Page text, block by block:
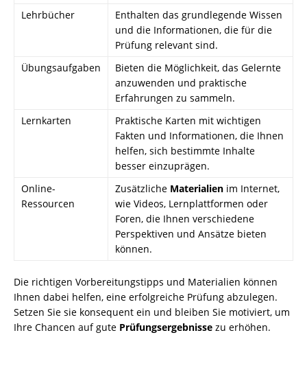
Lehrbücher
Enthalten das grundlegende Wissen
und die Informationen, die für die
Prüfung relevant sind.
Übungsaufgaben
Bieten die Möglichkeit, das Gelernte
anzuwenden und praktische
Erfahrungen zu sammeln.
Lernkarten
Praktische Karten mit wichtigen
Fakten und Informationen, die Ihnen
helfen, sich bestimmte Inhalte
besser einzuprägen.
Online-
Ressourcen
Zusätzliche Materialien im Internet,
wie Videos, Lernplattformen oder
Foren, die Ihnen verschiedene
Perspektiven und Ansätze bieten
können.
Die richtigen Vorbereitungstipps und Materialien können
Ihnen dabei helfen, eine erfolgreiche Prüfung abzulegen.
Setzen Sie sie konsequent ein und bleiben Sie motiviert, um
Ihre Chancen auf gute Prüfungsergebnisse zu erhöhen.